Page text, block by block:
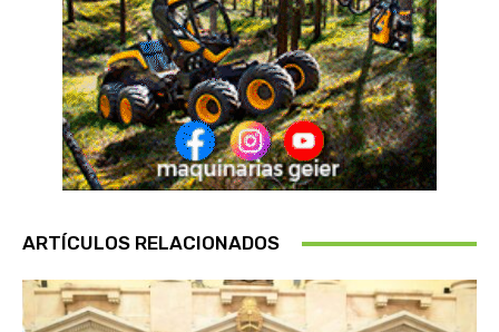
ARTÍCULOS RELACIONADOS